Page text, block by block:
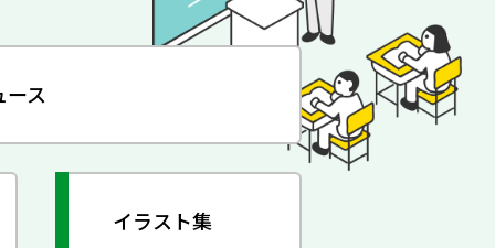
ース
イラスト集